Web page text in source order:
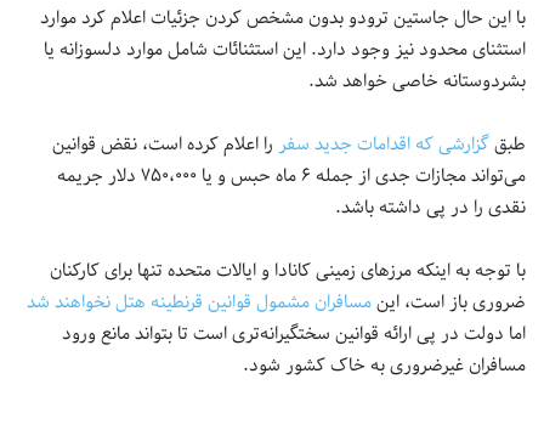
با این حال جاستین ترودو بدون مشخص کردن جزئیات اعلام کرد موارد
استثنای محدود نیز وجود دارد. این استثنائات شامل موارد دلسوزانه یا
بشردوستانه خاصی خواهد شد.
طبقگزارشی که اقدامات جدید سفررا اعلام کرده است، نقض قوانین
می‌تواند مجازات جدی از جمله ۶ ماه حبس و یا ۷۵۰،۰۰۰ دلار جریمه
نقدی را در پی داشته باشد.
با توجه به اینکه مرزهای زمینی کانادا و ایالات متحده تنها برای کارکنان
ضروری باز است، اینمسافران مشمول قوانین قرنطینه هتل نخواهند شد
اما دولت در پی ارائه قوانین سختگیرانه‌تری است تا بتواند مانع ورود
مسافران غیرضروری به خاک کشور شود.